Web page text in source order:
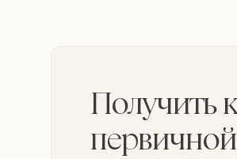
Получить